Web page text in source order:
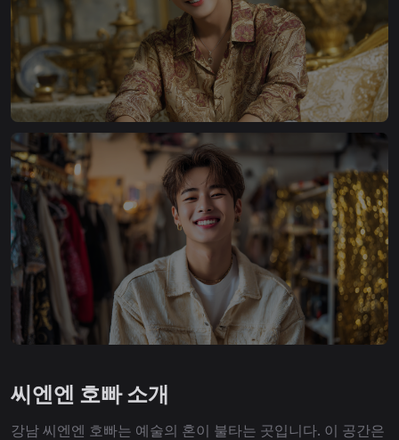
씨엔엔 호빠 소개
강남 씨엔엔 호빠는 예술의 혼이 불타는 곳입니다. 이 공간은